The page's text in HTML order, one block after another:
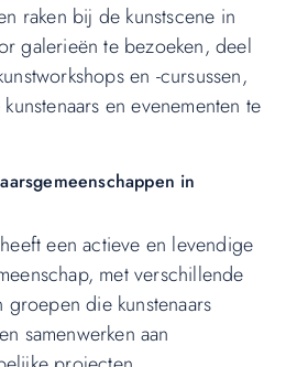
raken bij de kunstscene in
galerieën te bezoeken, deel
en -cursussen,
en evenementen te
in
een actieve en levendige
met verschillende
groepen die kunstenaars
samenwerken aan